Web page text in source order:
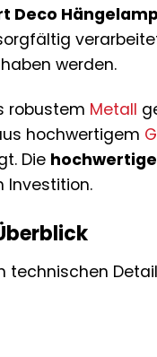
Deco
werden.
robustem Metall
hochwertigem
Die
Investition.
technischen